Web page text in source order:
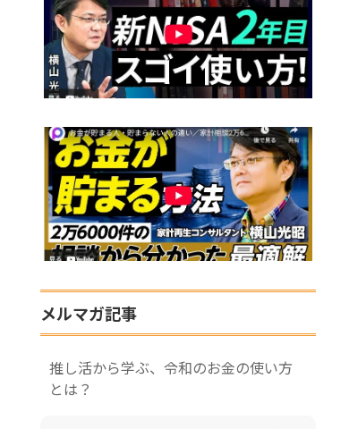
メルマガ記事
推し活から学ぶ、令和のお金の使い方
とは？